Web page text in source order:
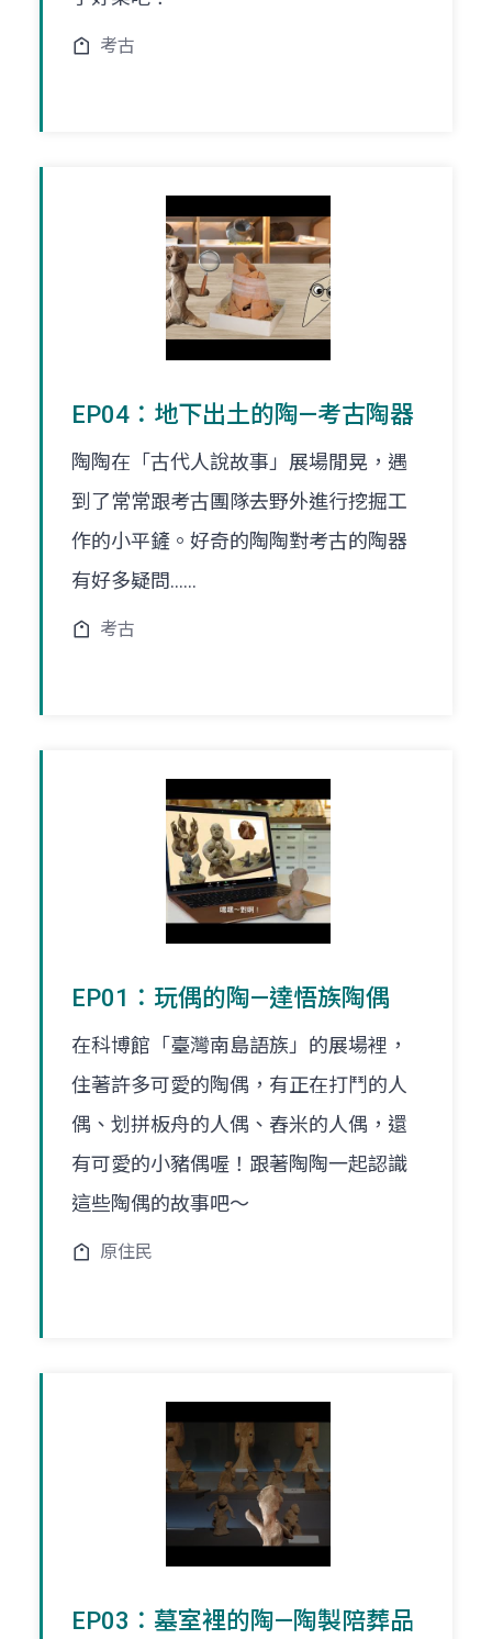
考古
EP04：地下出土的陶—考古陶器
陶陶在「古代人說故事」展場閒晃，遇
到了常常跟考古團隊去野外進行挖掘工
作的小平鏟。好奇的陶陶對考古的陶器
有好多疑問......
考古
EP01：玩偶的陶—達悟族陶偶
在科博館「臺灣南島語族」的展場裡，
住著許多可愛的陶偶，有正在打鬥的人
偶、划拼板舟的人偶、舂米的人偶，還
有可愛的小豬偶喔！跟著陶陶一起認識
這些陶偶的故事吧～
原住民
EP03：墓室裡的陶—陶製陪葬品